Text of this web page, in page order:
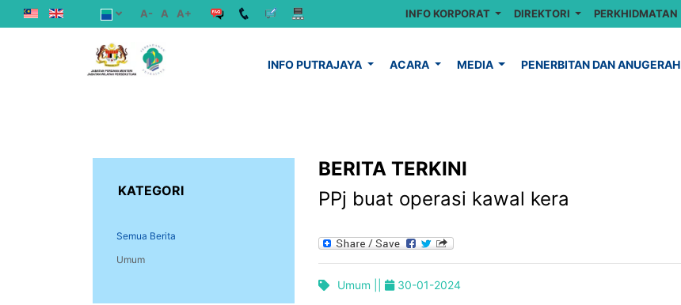
A- A A+ INFO KORPORAT DIREKTORI PERKHIDMATAN
INFO PUTRAJAYA ACARA MEDIA PENERBITAN DAN ANUGERAH
KATEGORI
Semua Berita
Umum
BERITA TERKINI
PPj buat operasi kawal kera
Umum || 30-01-2024